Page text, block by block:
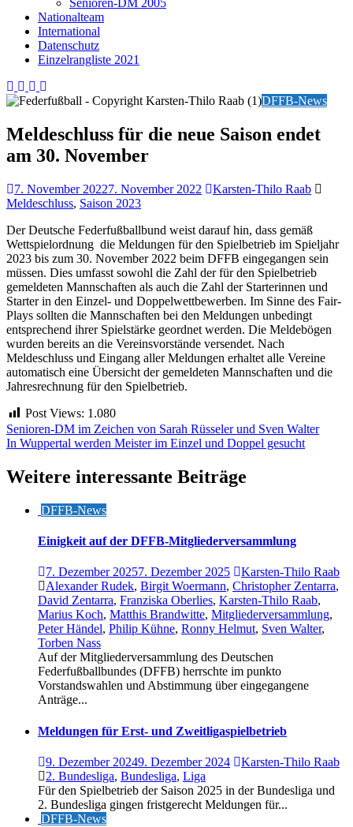
Senioren-DM 2005
Nationalteam
International
Datenschutz
Einzelrangliste 2021
DFFB-News
Meldeschluss für die neue Saison endet
am 30. November
7. November 20227. November 2022
Karsten-Thilo Raab
Meldeschluss, Saison 2023
Der Deutsche Federfußballbund weist darauf hin, dass gemäß
Wettspielordnung die Meldungen für den Spielbetrieb im Spieljahr
2023 bis zum 30. November 2022 beim DFFB eingegangen sein
müssen. Dies umfasst sowohl die Zahl der für den Spielbetrieb
gemeldeten Mannschaften als auch die Zahl der Starterinnen und
Starter in den Einzel- und Doppelwettbewerben. Im Sinne des Fair-
Plays sollten die Mannschaften bei den Meldungen unbedingt
entsprechend ihrer Spielstärke geordnet werden. Die Meldebögen
wurden bereits an die Vereinsvorstände versendet. Nach
Meldeschluss und Eingang aller Meldungen erhaltet alle Vereine
automatisch eine Übersicht der gemeldeten Mannschaften und die
Jahresrechnung für den Spielbetrieb.
Post Views: 1.080
Beitragsnavigation
Senioren-DM im Zeichen von Sarah Rüsseler und Sven Walter
In Wuppertal werden Meister im Einzel und Doppel gesucht
Weitere interessante Beiträge
DFFB-News
Einigkeit auf der DFFB-Mitgliederversammlung
7. Dezember 20257. Dezember 2025
Karsten-Thilo Raab
Alexander Rudek, Birgit Woermann, Christopher Zentarra,
David Zentarra, Franziska Oberlies, Karsten-Thilo Raab,
Marius Koch, Matthis Brandwitte, Mitgliederversammlung,
Peter Händel, Philip Kühne, Ronny Helmut, Sven Walter,
Torben Nass
Auf der Mitgliederversammlung des Deutschen
Federfußballbundes (DFFB) herrschte im punkto
Vorstandswahlen und Abstimmung über eingegangene
Anträge...
Meldungen für Erst- und Zweitligaspielbetrieb
9. Dezember 20249. Dezember 2024
Karsten-Thilo Raab
2. Bundesliga, Bundesliga, Liga
Für den Spielbetrieb der Saison 2025 in der Bundesliga und
2. Bundesliga gingen fristgerecht Meldungen für...
DFFB-News